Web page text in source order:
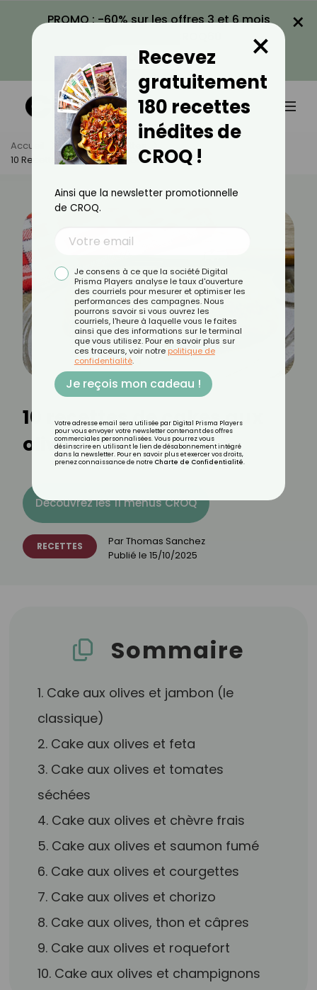
PROMO : -60% sur les offres 3 et 6 mois
VOIR LA PROMO
×
Accueil Actus
Recettes
10 Recettes De Cakes Aux Olives
10 recettes de cakes aux
olives
Découvrez les 11 menus CROQ
RECETTES ParThomas Sanchez
Publié le 15/10/2025
Sommaire
1. Cake aux olives et jambon (le
classique)
2. Cake aux olives et feta
3. Cake aux olives et tomates
séchées
4. Cake aux olives et chèvre frais
5. Cake aux olives et saumon fumé
6. Cake aux olives et courgettes
7. Cake aux olives et chorizo
8. Cake aux olives, thon et câpres
9. Cake aux olives et roquefort
10. Cake aux olives et champignons
Recevez
gratuitement
180 recettes
inédites de
CROQ !
×
Ainsi que la newsletter promotionnelle
de CROQ.
Je consens à ce que la société Digital
Prisma Players analyse le taux d'ouverture
des courriels pour mesurer et optimiser les
performances des campagnes. Nous
pourrons savoir si vous ouvrez les
courriels, l'heure à laquelle vous le faites
ainsi que des informations sur le terminal
que vous utilisez. Pour en savoir plus sur
ces traceurs, voir notre politique de
confidentialité.
Je reçois mon cadeau !
Votre adresse email sera utilisée par Digital Prisma Players
pour vous envoyer votre newsletter contenant des offres
commerciales personnalisées. Vous pourrez vous
désinscrire en utilisant le lien de désabonnement intégré
dans la newsletter. Pour en savoir plus et exercer vos droits,
prenez connaissance de notre Charte de Confidentialité.